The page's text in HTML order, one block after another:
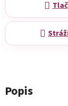
Tlač
Popis